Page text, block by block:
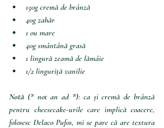
150g cremă de brânză
40g zahăr
1 ou mare
40g smântână grasă
1 lingură zeamă de lămâie
1/2 linguriță vanilie
Notă (* not an ad *): ca și cremă de brânză
pentru cheesecake-urile care implică coacere,
folosesc Delaco Pufos, mi se pare că are textura